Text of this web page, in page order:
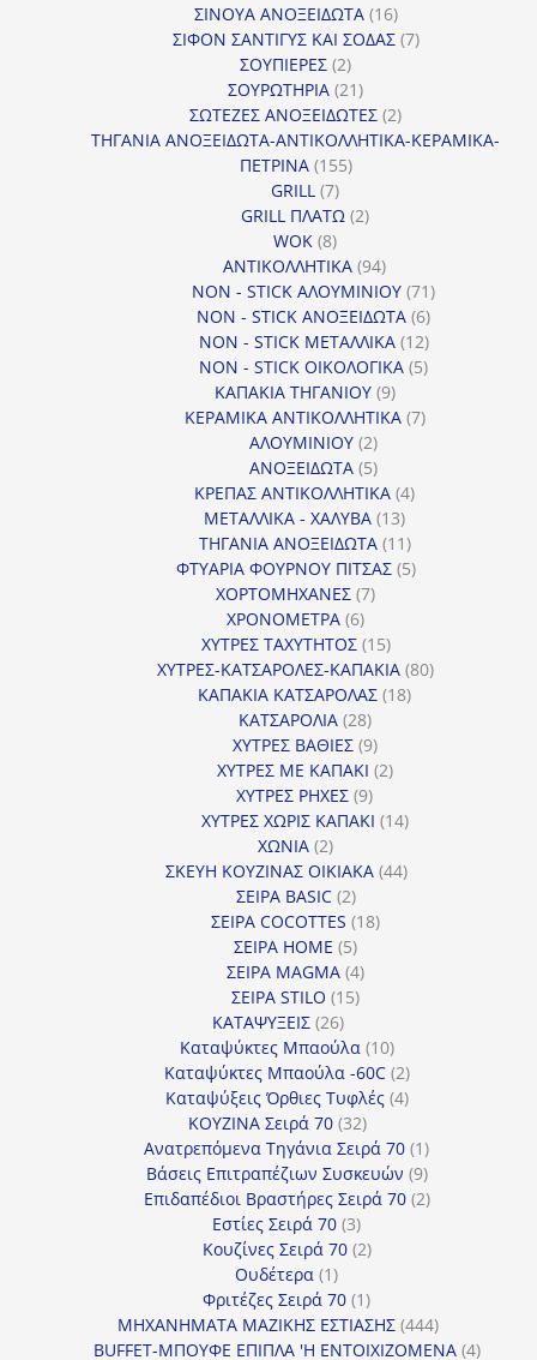
προϊόντα
ΣΙΝΟΥΑ ΑΝΟΞΕΙΔΩΤΑ 1616
προϊόντα
ΣΙΦΟΝ ΣΑΝΤΙΓΥΣ ΚΑΙ ΣΟΔΑΣ 77
ΣΟΥΠΙΕΡΕΣ 22
προϊόντα
ΣΟΥΡΩΤΗΡΙΑ 2121
προϊόντα
ΣΩΤΕΖΕΣ ΑΝΟΞΕΙΔΩΤΕΣ 22
προϊόντα
ΤΗΓΑΝΙΑ ΑΝΟΞΕΙΔΩΤΑ-ΑΝΤΙΚΟΛΛΗΤΙΚΑ-ΚΕΡΑΜΙΚΑ-
ΠΕΤΡΙΝΑ 155155
GRILL 77
προϊόντα
GRILL ΠΛΑΤΩ 22
WOK 88
προϊόντα
ΑΝΤΙΚΟΛΛΗΤΙΚΑ 9494
προϊόντα
NON - STICK ΑΛΟΥΜΙΝΙΟΥ 7171
προϊόντα
NON - STICK ΑΝΟΞΕΙΔΩΤΑ 66
προϊόντα
NON - STICK ΜΕΤΑΛΛΙΚΑ 1212
προϊόντα
NON - STICK ΟΙΚΟΛΟΓΙΚΑ 55
ΚΑΠΑΚΙΑ ΤΗΓΑΝΙΟΥ 99
προϊόντα
ΚΕΡΑΜΙΚΑ ΑΝΤΙΚΟΛΛΗΤΙΚΑ 77
ΑΛΟΥΜΙΝΙΟΥ 22
προϊόντα
ΑΝΟΞΕΙΔΩΤΑ 55
προϊόντα
ΚΡΕΠΑΣ ΑΝΤΙΚΟΛΛΗΤΙΚΑ 44
ΜΕΤΑΛΛΙΚΑ - ΧΑΛΥΒΑ 1313
προϊόντα
ΤΗΓΑΝΙΑ ΑΝΟΞΕΙΔΩΤΑ 1111
προϊόντα
ΦΤΥΑΡΙΑ ΦΟΥΡΝΟΥ ΠΙΤΣΑΣ 55
ΧΟΡΤΟΜΗΧΑΝΕΣ 77
ΧΡΟΝΟΜΕΤΡΑ 66
προϊόντα
ΧΥΤΡΕΣ ΤΑΧΥΤΗΤΟΣ 1515
προϊόντα
ΧΥΤΡΕΣ-ΚΑΤΣΑΡΟΛΕΣ-ΚΑΠΑΚΙΑ 8080
ΚΑΠΑΚΙΑ ΚΑΤΣΑΡΟΛΑΣ 1818
ΚΑΤΣΑΡΟΛΙΑ 2828
προϊόντα
ΧΥΤΡΕΣ ΒΑΘΙΕΣ 99
προϊόντα
ΧΥΤΡΕΣ ΜΕ ΚΑΠΑΚΙ 22
ΧΥΤΡΕΣ ΡΗΧΕΣ 99
προϊόντα
ΧΥΤΡΕΣ ΧΩΡΙΣ ΚΑΠΑΚΙ 1414
ΧΩΝΙΑ 22
προϊόντα
ΣΚΕΥΗ ΚΟΥΖΙΝΑΣ ΟΙΚΙΑΚΑ 4444
ΣΕΙΡΑ BASIC 22
προϊόντα
ΣΕΙΡΑ COCOTTES 1818
ΣΕΙΡΑ HOME 55
προϊόντα
ΣΕΙΡΑ MAGMA 44
προϊόντα
ΣΕΙΡΑ STILO 1515
ΚΑΤΑΨΥΞΕΙΣ 2626
προϊόντα
Καταψύκτες Μπαούλα 1010
προϊόντα
Καταψύκτες Μπαούλα -60C 22
προϊόντα
Καταψύξεις Όρθιες Τυφλές 44
ΚΟΥΖΙΝΑ Σειρά 70 3232
προϊόντα
Ανατρεπόμενα Τηγάνια Σειρά 70 11
προϊόν
Βάσεις Επιτραπέζιων Συσκευών 99
προϊόντα
Επιδαπέδιοι Βραστήρες Σειρά 70 22
Εστίες Σειρά 70 33
προϊόντα
Κουζίνες Σειρά 70 22
Ουδέτερα 11
προϊόν
Φριτέζες Σειρά 70 11
προϊόν
ΜΗΧΑΝΗΜΑΤΑ ΜΑΖΙΚΗΣ ΕΣΤΙΑΣΗΣ 444444
προϊόντα
BUFFET-ΜΠΟΥΦΕ ΕΠΙΠΛΑ 'Η ΕΝΤΟΙΧΙΖΟΜΕΝΑ 44